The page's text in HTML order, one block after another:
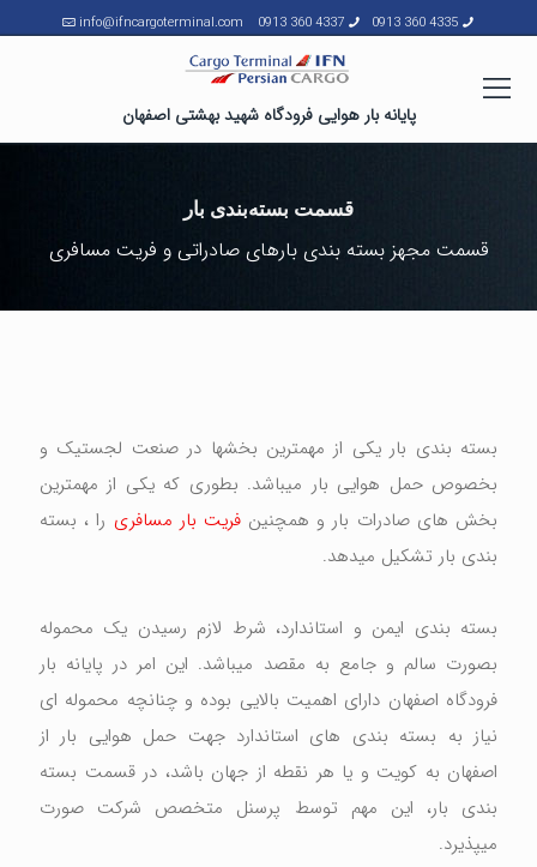
info@ifncargoterminal.com
پایانه بار هوایی فرودگاه شهید بهشتی اصفهان
قسمت بسته‌بندی بار
قسمت مجهز بسته بندی بارهای صادراتی و فریت مسافری
بسته بندی بار یکی از مهمترین بخشها در صنعت لجستیک و
بخصوص حمل هوایی بار میباشد. بطوری که یکی از مهمترین
بخش های صادرات بار و همچنین فریت بار مسافری را ، بسته
بندی بار تشکیل میدهد.
بسته بندی ایمن و استاندارد، شرط لازم رسیدن یک محموله
بصورت سالم و جامع به مقصد میباشد. این امر در پایانه بار
فرودگاه اصفهان دارای اهمیت بالایی بوده و چنانچه محموله ای
نیاز به بسته بندی های استاندارد جهت حمل هوایی بار از
اصفهان به کویت و یا هر نقطه از جهان باشد، در قسمت بسته
بندی بار، این مهم توسط پرسنل متخصص شرکت صورت
میپذیرد.